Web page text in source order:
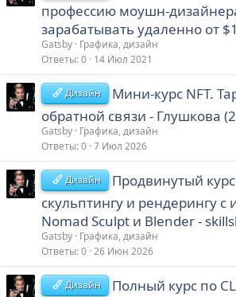
профессию моушн-
зарабатывать удаленно от
Gatsby Графика, дизайн
Ответы 0 14 Июл 2021
Дизайн
Мини-курс NFT.
обратной связи - Глушкова
Gatsby Графика, дизайн
Ответы 0 7 Июл 2026
Дизайн
Продвинутый
скульптингу и рендерингу
Nomad Sculpt и Blender -
Gatsby Графика, дизайн
Ответы 0 26 Июн 2026
Дизайн
Полный курс по